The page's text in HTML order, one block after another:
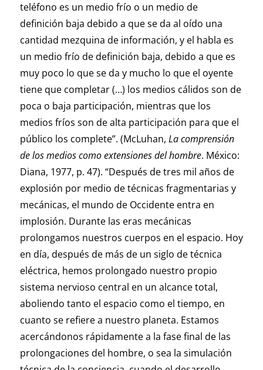
teléfono es un medio frío o un medio de
definición baja debido a que se da al oído una
cantidad mezquina de información, y el habla es
un medio frío de definición baja, debido a que es
muy poco lo que se da y mucho lo que el oyente
tiene que completar (…) los medios cálidos son de
poca o baja participación, mientras que los
medios fríos son de alta participación para que el
público los complete”. (McLuhan, La comprensión
de los medios como extensiones del hombre. México:
Diana, 1977, p. 47). “Después de tres mil años de
explosión por medio de técnicas fragmentarias y
mecánicas, el mundo de Occidente entra en
implosión. Durante las eras mecánicas
prolongamos nuestros cuerpos en el espacio. Hoy
en día, después de más de un siglo de técnica
eléctrica, hemos prolongado nuestro propio
sistema nervioso central en un alcance total,
aboliendo tanto el espacio como el tiempo, en
cuanto se refiere a nuestro planeta. Estamos
acercándonos rápidamente a la fase final de las
prolongaciones del hombre, o sea la simulación